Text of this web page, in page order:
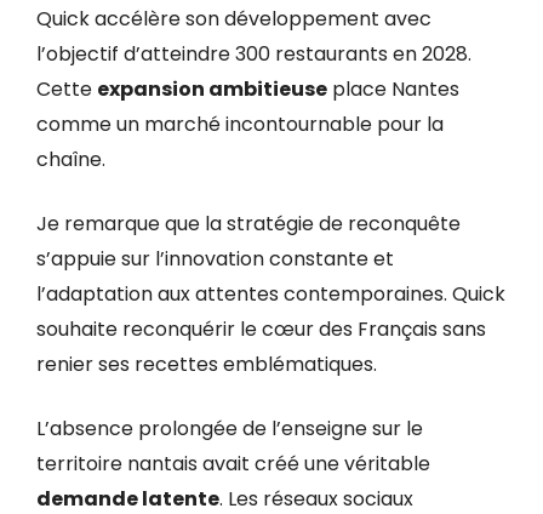
Quick accélère son développement avec
l’objectif d’atteindre 300 restaurants en 2028.
Cette expansion ambitieuse place Nantes
comme un marché incontournable pour la
chaîne.
Je remarque que la stratégie de reconquête
s’appuie sur l’innovation constante et
l’adaptation aux attentes contemporaines. Quick
souhaite reconquérir le cœur des Français sans
renier ses recettes emblématiques.
L’absence prolongée de l’enseigne sur le
territoire nantais avait créé une véritable
demande latente. Les réseaux sociaux